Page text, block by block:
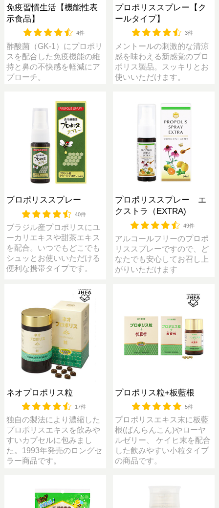
免疫習慣生活【機能性表
示食品】
4件
酢酸菌（GK-1）にプロポリ
スを配合した免疫機能の維
持と鼻の不快感を軽減にア
プローチ。
プロポリススプレー【ク
ールタイプ】
3件
メントールの刺激的な清涼
感を味わえる新感覚のプロ
ポリス製品。スッキリとお
使いいただけます。
プロポリススプレー
40件
ブラジル産プロポリスにユ
ーカリエキスや甜茶エキス
を配合。いつでもどこでも
シュッとお使いいただける
便利な携帯タイプです。
プロポリススプレー エ
クストラ（EXTRA)
49件
アルコールフリーのプロポ
リススプレーですので、ど
なたでも安心してお召し上
がりいただけます
ネオプロポリス粒
17件
独自の製法により濃縮した
プロポリスエキスを飲みや
すいカプセルに包みまし
た。1993年発売のロングセ
ラー商品です。
プロポリス粒+板藍根
5件
プロポリスエキス末に板藍
根(ばんらんこん)やローヤ
ルゼリー、 ケイヒ末を配合
した飲みやすい小粒タイプ
の商品です。